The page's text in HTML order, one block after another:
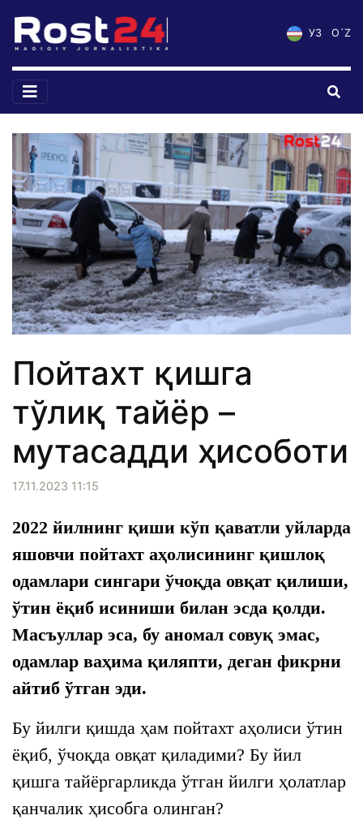
УЗ O`Z
Пойтахт қишга
тўлиқ тайёр –
мутасадди ҳисоботи
17.11.2023 11:15
2022 йилнинг қиши кўп қаватли уйларда
яшовчи пойтахт аҳолисининг қишлоқ
одамлари сингари ўчоқда овқат қилиши,
ўтин ёқиб исиниши билан эсда қолди.
Масъуллар эса, бу аномал совуқ эмас,
одамлар ваҳима қиляпти, деган фикрни
айтиб ўтган эди.
Бу йилги қишда ҳам пойтахт аҳолиси ўтин
ёқиб, ўчоқда овқат қиладими? Бу йил
қишга тайёргарликда ўтган йилги ҳолатлар
қанчалик ҳисобга олинган?